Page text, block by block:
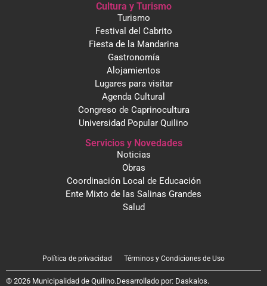
Cultura y Turismo
Turismo
Festival del Cabrito
Fiesta de la Mandarina
Gastronomía
Alojamientos
Lugares para visitar
Agenda Cultural
Congreso de Caprinocultura
Universidad Popular Quilino
Servicios y Novedades
Noticias
Obras
Coordinación Local de Educación
Ente Mixto de las Salinas Grandes
Salud
Política de privacidad Términos y Condiciones de Uso
© 2026 Municipalidad de Quilino.Desarrollado por: Daskalos.